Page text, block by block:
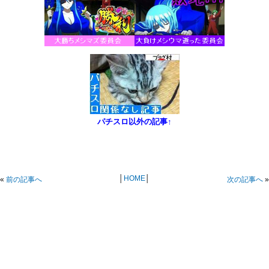
パチスロ以外の記事↑
« 前の記事へ HOME│ 次の記事へ »